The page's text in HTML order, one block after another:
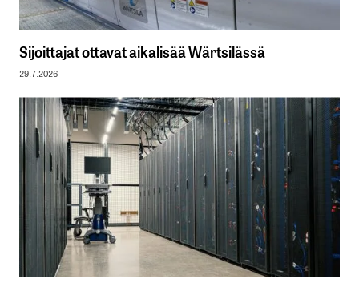
Sijoittajat ottavat aikalisää Wärtsilässä
29.7.2026